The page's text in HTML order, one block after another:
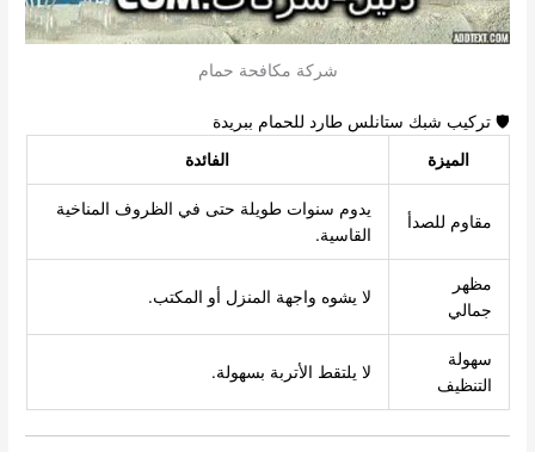
شركة مكافحة حمام
🛡️ تركيب شبك ستانلس طارد للحمام ببريدة
الميزة
الفائدة
مقاوم للصدأ
يدوم سنوات طويلة حتى في الظروف المناخية
القاسية.
مظهر
جمالي
لا يشوه واجهة المنزل أو المكتب.
سهولة
التنظيف
لا يلتقط الأتربة بسهولة.